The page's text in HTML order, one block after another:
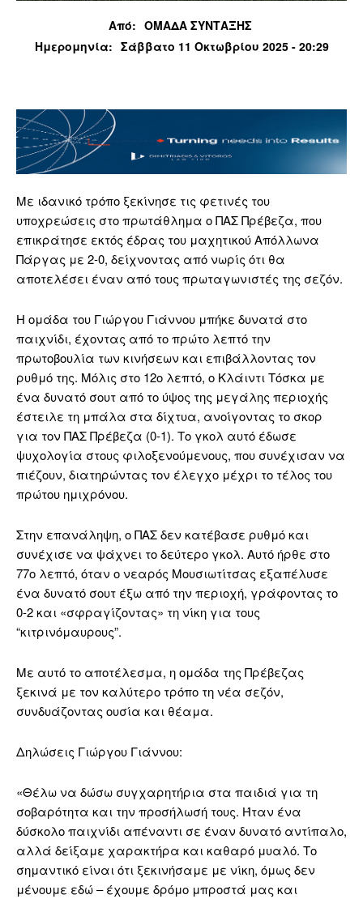
Από: ΟΜΑΔΑ ΣΥΝΤΑΞΗΣ
Ημερομηνία: Σάββατο 11 Οκτωβρίου 2025 - 20:29
Με ιδανικό τρόπο ξεκίνησε τις φετινές του
υποχρεώσεις στο πρωτάθλημα ο ΠΑΣ Πρέβεζα, που
επικράτησε εκτός έδρας του μαχητικού Απόλλωνα
Πάργας με 2-0, δείχνοντας από νωρίς ότι θα
αποτελέσει έναν από τους πρωταγωνιστές της σεζόν.
Η ομάδα του Γιώργου Γιάννου μπήκε δυνατά στο
παιχνίδι, έχοντας από το πρώτο λεπτό την
πρωτοβουλία των κινήσεων και επιβάλλοντας τον
ρυθμό της. Μόλις στο 12ο λεπτό, ο Κλάιντι Τόσκα με
ένα δυνατό σουτ από το ύψος της μεγάλης περιοχής
έστειλε τη μπάλα στα δίχτυα, ανοίγοντας το σκορ
για τον ΠΑΣ Πρέβεζα (0-1). Το γκολ αυτό έδωσε
ψυχολογία στους φιλοξενούμενους, που συνέχισαν να
πιέζουν, διατηρώντας τον έλεγχο μέχρι το τέλος του
πρώτου ημιχρόνου.
Στην επανάληψη, ο ΠΑΣ δεν κατέβασε ρυθμό και
συνέχισε να ψάχνει το δεύτερο γκολ. Αυτό ήρθε στο
77ο λεπτό, όταν ο νεαρός Μουσιωτίτσας εξαπέλυσε
ένα δυνατό σουτ έξω από την περιοχή, γράφοντας το
0-2 και «σφραγίζοντας» τη νίκη για τους
“κιτρινόμαυρους”.
Με αυτό το αποτέλεσμα, η ομάδα της Πρέβεζας
ξεκινά με τον καλύτερο τρόπο τη νέα σεζόν,
συνδυάζοντας ουσία και θέαμα.
Δηλώσεις Γιώργου Γιάννου:
«Θέλω να δώσω συγχαρητήρια στα παιδιά για τη
σοβαρότητα και την προσήλωσή τους. Ήταν ένα
δύσκολο παιχνίδι απέναντι σε έναν δυνατό αντίπαλο,
αλλά δείξαμε χαρακτήρα και καθαρό μυαλό. Το
σημαντικό είναι ότι ξεκινήσαμε με νίκη, όμως δεν
μένουμε εδώ – έχουμε δρόμο μπροστά μας και